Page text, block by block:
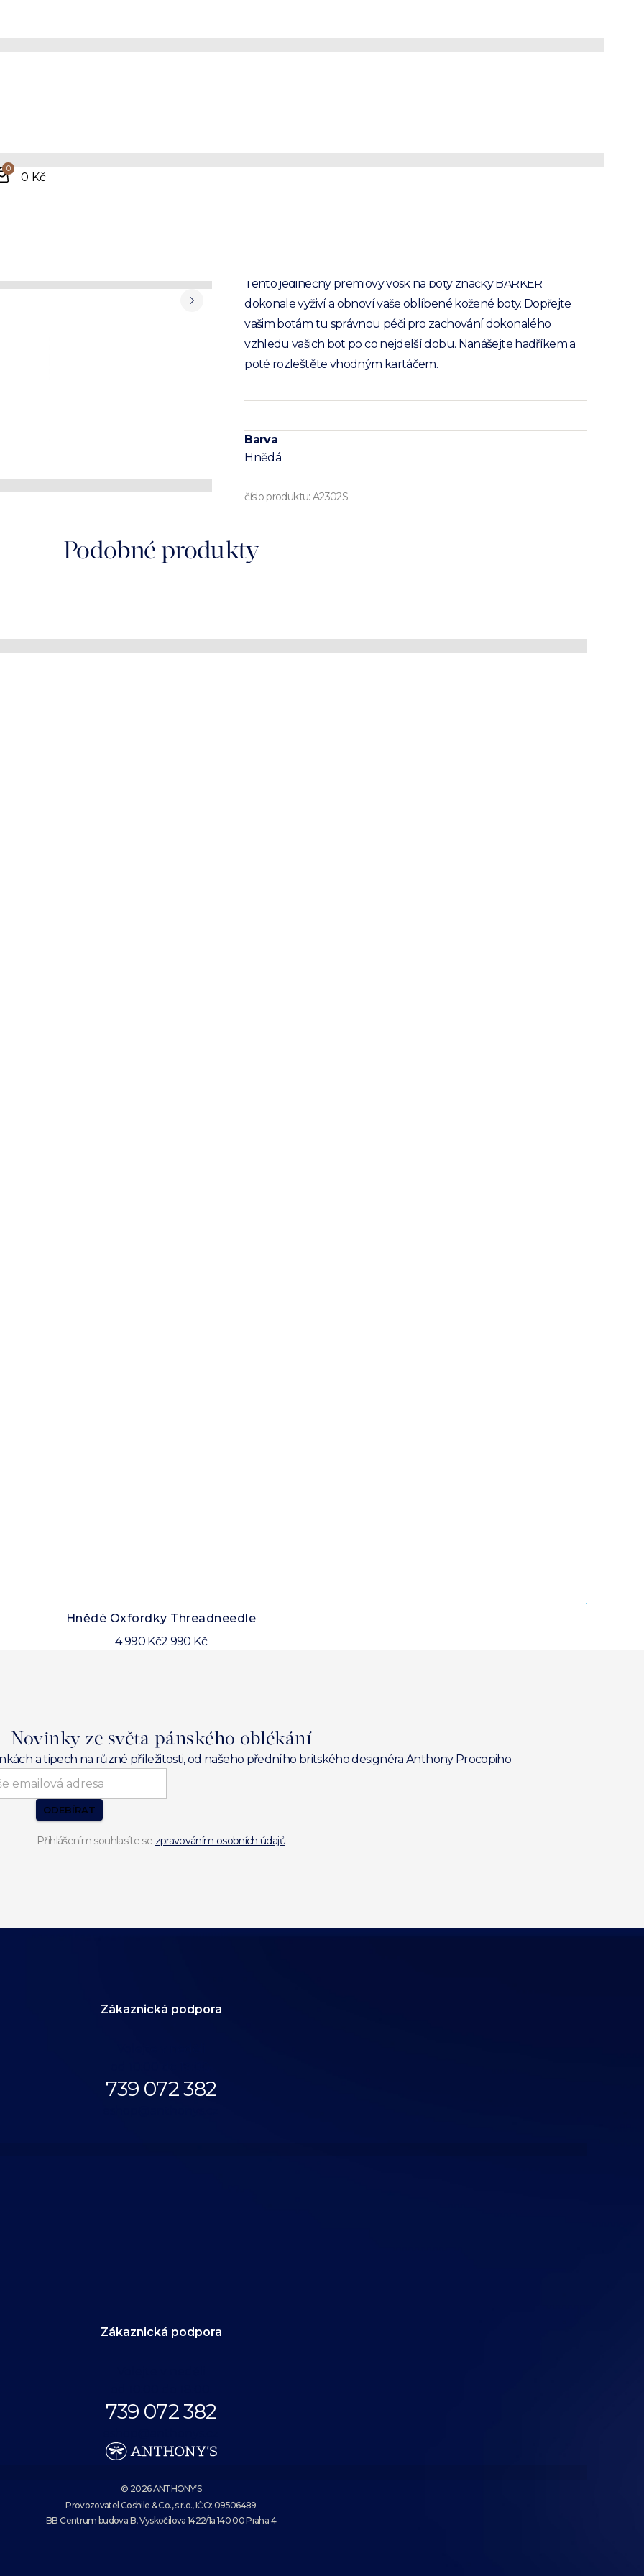
0
0 Kč
Tento jedinečný premiový vosk na boty značky BARKER
dokonale vyživí a obnoví vaše oblíbené kožené boty. Dopřejte
vašim botám tu správnou péči pro zachování dokonalého
vzhledu vašich bot po co nejdelší dobu. Nanášejte hadříkem a
poté rozleštěte vhodným kartáčem.
Barva
Hnědá
číslo produktu:A2302S
Podobné produkty
Hnědé Oxfordky Threadneedle
4 990 Kč2 990 Kč
Novinky ze světa pánského oblékání
a tipech na různé příležitosti, od našeho předního britského designéra Anthony Procopiho
ODEBÍRAT
Přihlášením souhlasíte se zpravováním osobních údajů
Zákaznická podpora
739 072 382
Zákaznická podpora
739 072 382
© 2026 ANTHONY’S
Provozovatel Coshile & Co., s.r.o., IČO: 09506489
BB Centrum budova B, Vyskočilova 1422/1a 140 00 Praha 4